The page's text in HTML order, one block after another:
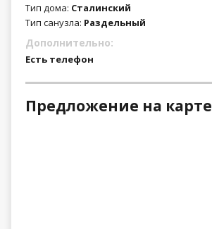
Тип дома: Сталинский
Тип санузла: Раздельный
Дополнительно:
Есть телефон
Предложение на карте